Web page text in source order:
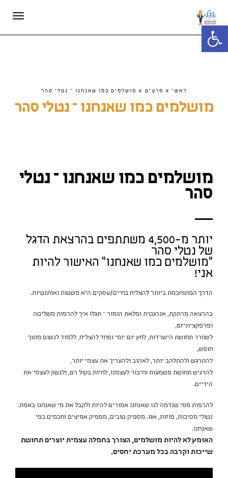
פתח סרגל נגישות
ראשי » מרצים » מושלמים כמו שאנחנו – נטלי סהר
מושלמים כמו שאנחנו – נטלי סהר
מושלמים כמו שאנחנו – נטלי
סהר
יותר מ-4,500 משתתפים בהרצאת הדגל
של נטלי סהר
"מושלמים כמו שאנחנו" האישור להיות
אני!
הדרך המתוחכמת ביותר להצליח בחיים/עסקים היא פשטות ואותנטיות.
בהרצאה מרתקת, אנרגטית ומלאת הומור – תגלו איך להרפות משליטה
ופרפקציוניזם,
לשחרר תחושת הישרדות, לחץ יום יומי ופחד להצליח, ללמוד לנשום מתוך
חופש,
להתרגש ולהתלהב יותר, לאהוב ולהעריך את עצמי יותר,
להרגיש תחושת משמעות וחיבור לעצמנו, לחיות בקול רם, ולנשק לעצמי את
הידיים.
להרפות ממי שנדמה לנו שאנחנו אמורים להיות ולקבל את מי שאנחנו באמת.
נטולי מסיכות, פוזות, אגו. מספיק טובים, מספיק אמיצים וחכמים כפי
שאנחנו.
האומץ לא להיות מושלמים, הצורך בחמלה עצמית יוצרים תחושת
שייכות וקרבה בכל מערכת יחסים.